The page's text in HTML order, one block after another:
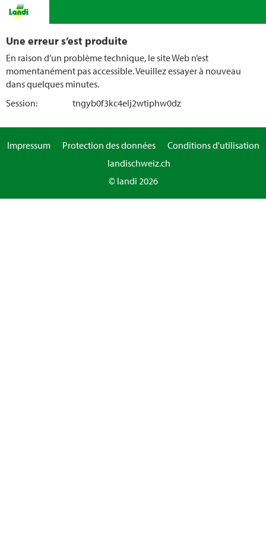
Une erreur s’est produite
En raison d’un problème technique, le site Web n’est
momentanément pas accessible. Veuillez essayer à nouveau
dans quelques minutes.
Session:
tngyb0f3kc4elj2wtiphw0dz
Impressum Protection des données
Conditions d'utilisation
landischweiz.ch
© landi 2026